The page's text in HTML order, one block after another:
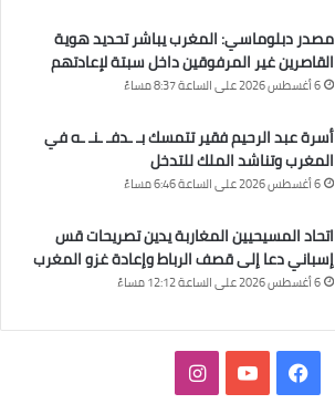
مصدر دبلوماسي: المغرب يباشر تحديد هوية
القاصرين غير المرفوقين داخل سبتة لإعادتهم
6 أغسطس 2026 على الساعة 8:37 مساءً
أسرة عبد الرحيم فقير تتمسك بـ ـدفـ ـنـ ـه في
المغرب وتناشد الملك للتدخل
6 أغسطس 2026 على الساعة 6:46 مساءً
اتحاد المسيحيين المغاربة يدين تصريحات قس
إسباني دعا إلى قصف الرباط وإعادة غزو المغرب
6 أغسطس 2026 على الساعة 12:12 مساءً
فيسبوك‫YouTubeانستقرام